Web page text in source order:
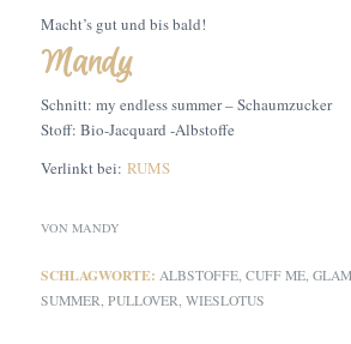
Macht’s gut und bis bald!
Mandy
Schnitt: my endless summer – Schaumzucker
Stoff: Bio-Jacquard -Albstoffe
Verlinkt bei: RUMS
VON MANDY
SCHLAGWORTE: ALBSTOFFE, CUFF ME,
SUMMER, PULLOVER, WIESLOTUS